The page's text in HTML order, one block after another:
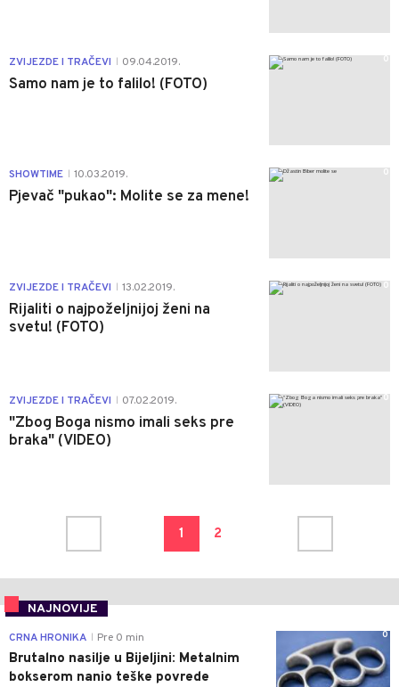
ZVIJEZDE I TRAČEVI 09.04.2019.
Samo nam je to falilo! (FOTO)
0
SHOWTIME 10.03.2019.
Pjevač "pukao": Molite se za mene!
0
ZVIJEZDE I TRAČEVI 13.02.2019.
Rijaliti o najpoželjnijoj ženi na
svetu! (FOTO)
0
ZVIJEZDE I TRAČEVI 07.02.2019.
"Zbog Boga nismo imali seks pre
braka" (VIDEO)
0
1 2
NAJNOVIJE
0
CRNA HRONIKA Pre 0 min
Brutalno nasilje u Bijeljini: Metalnim
bokserom nanio teške povrede